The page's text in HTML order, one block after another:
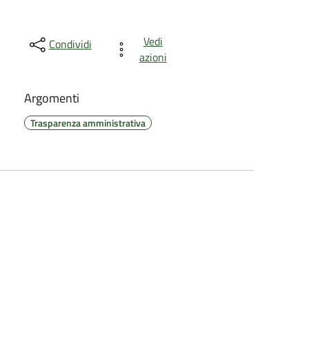
Condividi
Vedi
azioni
Argomenti
Trasparenza amministrativa